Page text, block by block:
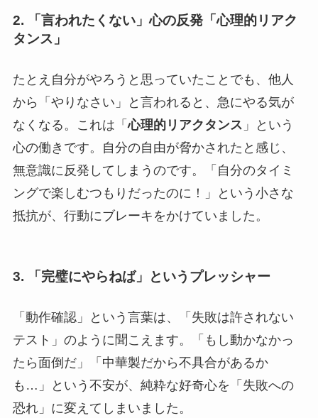
2. 「言われたくない」心の反発「心理的リアク
タンス」
たとえ自分がやろうと思っていたことでも、他人
から「やりなさい」と言われると、急にやる気が
なくなる。これは「心理的リアクタンス 」という
心の働きです。自分の自由が脅かされたと感じ、
無意識に反発してしまうのです。「自分のタイミ
ングで楽しむつもりだったのに！」という小さな
抵抗が、行動にブレーキをかけていました。
3. 「完璧にやらねば」というプレッシャー
「動作確認」という言葉は、「失敗は許されない
テスト」のように聞こえます。「もし動かなかっ
たら面倒だ」「中華製だから不具合があるか
も…」という不安が、純粋な好奇心を「失敗への
恐れ」に変えてしまいました。